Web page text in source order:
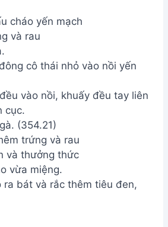
cháo yến mạch
và rau
cô thái nhỏ vào nồi yến
vào nồi, khuấy đều tay liên
cục.
trứng và rau
và thưởng thức
vừa miệng.
ra bát và rắc thêm tiêu đen,